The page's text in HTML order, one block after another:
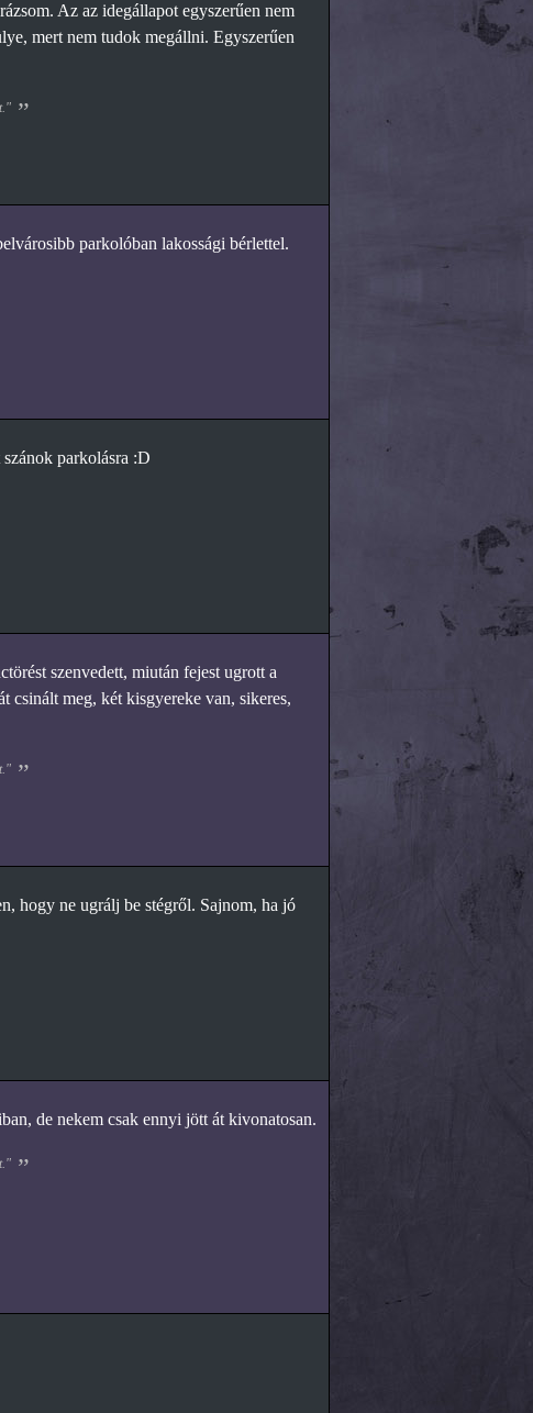
Az az idegállapot egyszerűen nem
mert nem tudok megállni. Egyszerűen
parkolóban lakossági bérlettel.
parkolásra :D
szenvedett, miután fejest ugrott a
csinált meg, két kisgyereke van, sikeres,
hogy ne ugrálj be stégről. Sajnom, ha jó
de nekem csak ennyi jött át kivonatosan.